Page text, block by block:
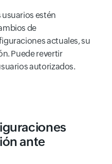
usuarios estén
de
actuales, su
Puede revertir
autorizados.
ante